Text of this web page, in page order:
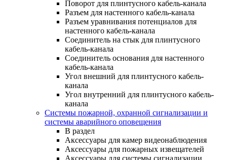
Поворот для плинтусного кабель-канала
Разъем для настенного кабель-канала
Разъем уравнивания потенциалов для
настенного кабель-канала
Соединитель на стык для плинтусного
кабель-канала
Соединитель основания для настенного
кабель-канала
Угол внешний для плинтусного кабель-
канала
Угол внутренний для плинтусного кабель-
канала
Системы пожарной, охранной сигнализации и
системы аварийного оповещения
В раздел
Аксессуары для камер видеонаблюдения
Аксессуары для пожарных извещателей
Аксессуары для системы сигнализации